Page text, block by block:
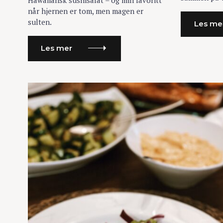
R
når hjernen er tom, men magen er
sulten.
Les mer
R
Les
ø
e
t
t
r
: